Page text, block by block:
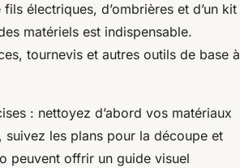
électriques, d’ombrières et d’un kit
matériels est indispensable.
tournevis et autres outils de base à
: nettoyez d’abord vos matériaux
les plans pour la découpe et
peuvent offrir un guide visuel